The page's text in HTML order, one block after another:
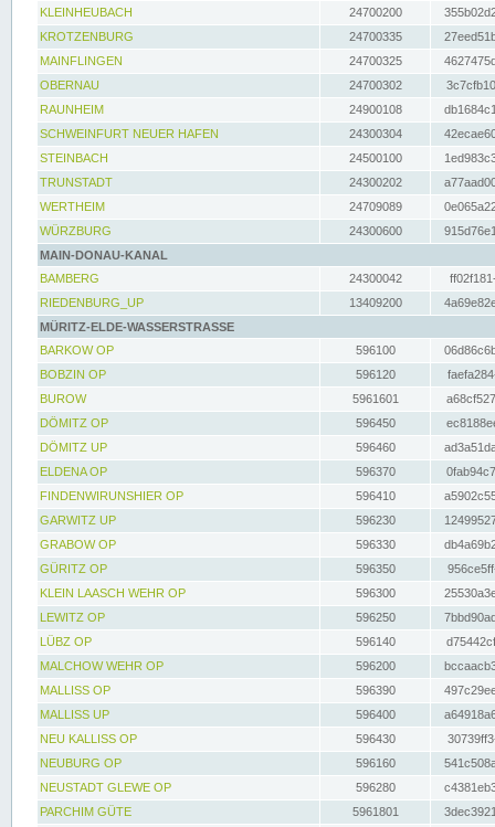
KLEINHEUBACH 24700200
KROTZENBURG
24700335
MAINFLINGEN
24700325
OBERNAU
24700302
RAUNHEIM
24900108
SCHWEINFURT NEUER HAFEN
24300304
STEINBACH
24500100
TRUNSTADT
24300202
WERTHEIM
24709089
WÜRZBURG
24300600
MAIN-DONAU-KANAL
BAMBERG
24300042
RIEDENBURG_UP
13409200
MÜRITZ-ELDE-WASSERSTRASSE
BARKOW OP
596100
BOBZIN OP
596120
BUROW
5961601
DÖMITZ OP
596450
DÖMITZ UP
596460
ELDENA OP
596370
FINDENWIRUNSHIER OP
596410
GARWITZ UP
596230
GRABOW OP
596330
GÜRITZ OP
596350
KLEIN LAASCH WEHR OP
596300
LEWITZ OP
596250
LÜBZ OP
596140
MALCHOW WEHR OP
596200
MALLISS OP
596390
MALLISS UP
596400
NEU KALLISS OP
596430
NEUBURG OP
596160
NEUSTADT GLEWE OP
596280
PARCHIM GÜTE
5961801